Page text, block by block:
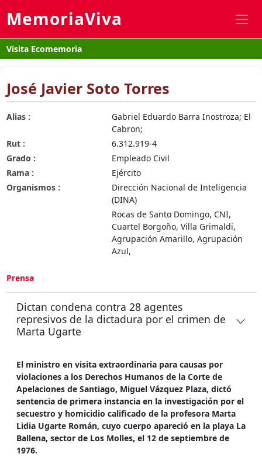
MemoriaViva
Visita Ecomemoria
José Javier Soto Torres
Alias :
Gabriel Eduardo Barra Inostroza; El
Cabron;
Rut :
6.312.919-4
Grado :
Empleado Civil
Rama :
Ejército
Organismos :
Dirección Nacional de Inteligencia
(DINA)
Rocas de Santo Domingo, CNI,
Cuartel Borgoño, Villa Grimaldi,
Agrupación Amarillo, Agrupación
Azul,
Prensa
Dictan condena contra 28 agentes
represivos de la dictadura por el crimen de
Marta Ugarte
El ministro en visita extraordinaria para causas por
violaciones a los Derechos Humanos de la Corte de
Apelaciones de Santiago, Miguel Vázquez Plaza, dictó
sentencia de primera instancia en la investigación por el
secuestro y homicidio calificado de la profesora Marta
Lidia Ugarte Román, cuyo cuerpo apareció en la playa La
Ballena, sector de Los Molles, el 12 de septiembre de
1976.